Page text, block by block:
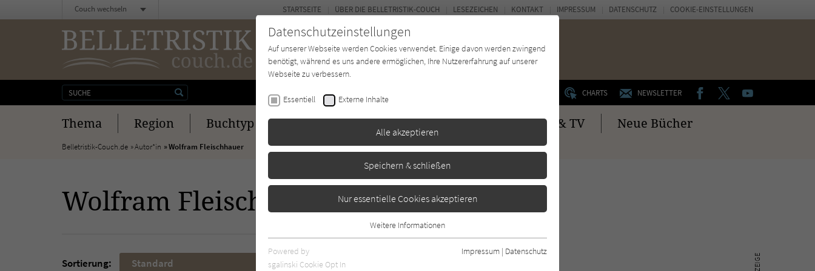
CHARTS NEWSLETTER FACEBOOKTWITTERYOUTUBE
Thema Region Buchtyp Autor*in Verlage Magazin Kino & TV Neue Bücher
STARTSEITE ÜBER DIE BELLETRISTIK-COUCH LESEZEICHEN KONTAKT IMPRESSUM DATENSCHUTZ COOKIE-EINSTELLUNGEN
Couch wechseln
Belletristik-Couch.de Autor*in Wolfram Fleischhauer
Wolfram Fleischhauer
Sortierung:
Standard
Datenschutzeinstellungen
Auf unserer Webseite werden Cookies verwendet. Einige davon werden zwingend
benötigt, während es uns andere ermöglichen, Ihre Nutzererfahrung auf unserer
Webseite zu verbessern.
Essentiell Externe Inhalte
Alle akzeptieren
Speichern & schließen
Nur essentielle Cookies akzeptieren
Essentielle Cookies werden für grundlegende Funktionen der Webseite
benötigt. Dadurch ist gewährleistet, dass die Webseite einwandfrei
Weitere Informationen
Powered by
sgalinski Cookie Opt In
Impressum | Datenschutz